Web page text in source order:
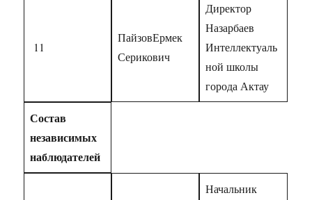
11
ПайзовЕрмек
Серикович
Директор
Назарбаев
Интеллектуаль
ной школы
города Актау
Состав
независимых
наблюдателей
Начальник